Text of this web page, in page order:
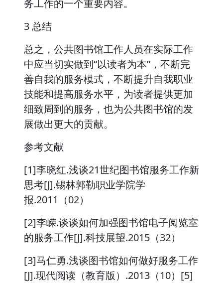
务工作的一个重要内容。
3 总结
总之，公共图书馆工作人员在实际工作
中应当切实做到“以读者为本”，不断完
善自我的服务模式，不断提升自我职业
技能和提高服务水平，为读者提供更加
细致周到的服务，也为公共图书馆的发
展做出更大的贡献。
参考文献
[1]李晓红.浅谈21世纪图书馆服务工作新
思考[J].锡林郭勒职业学院学
报.2011（02）
[2]李嵘.谈谈如何加强图书馆电子阅览室
的服务工作[J].科技展望.2015（32）
[3]马仁勇.浅谈图书馆如何做好服务工作
[J].现代阅读（教育版）.2013（10）[5]